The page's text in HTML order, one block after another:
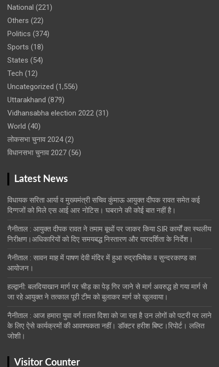
National (221)
Others (22)
Politics (374)
Sports (18)
States (54)
Tech (12)
Uncategorized (1,556)
Uttarakhand (879)
Vidhansabha election 2022 (31)
World (40)
लोकसभा चुनाव 2024(2)
विधानसभा चुनाव 2027 (56)
Latest News
विधायक सरिता आर्या व मुख्यमंत्री सचिव कुंमाऊ आयुक्त दीपक रावत समेत कई
दिग्गजों को मिले एस आई आर नोटिस। घबराने की कोई बात नहीं है।
नैनीताल : आयुक्त दीपक रावत ने तमाम बूथों पर जाकर किया SIR कार्यों का स्थलीय
निरीक्षण।अधिकारियों को दिए समयबद्ध निस्तारण और पारदर्शिता के निर्देश।
नैनीताल : सावन माह में पाषण देवी मंदिर में हुआ रुद्राभिषेक व सुन्दरकाण्ड का
आयोजन।
हल्द्वानी: बलदियाखान मार्ग पर चीड़ का पेड़ गिर जाने से मार्ग अवरुद्ध हो गया मार्ग से
जा रहे आयुक्त ने तत्काल पूरी टीम को बुलाकर मार्ग को खुलवाया।
नैनीताल : आज हमारा युवा वर्ग ग़लत दिशा को जा रहा है उन लोगों को पटरी पर लाने
के लिए ऐसे कार्यक्रमों की आवश्यकता नहीं। डॉक्टर हरीश बिष्ट।रिपोर्ट। ललित
जोशी।
Visitor Counter